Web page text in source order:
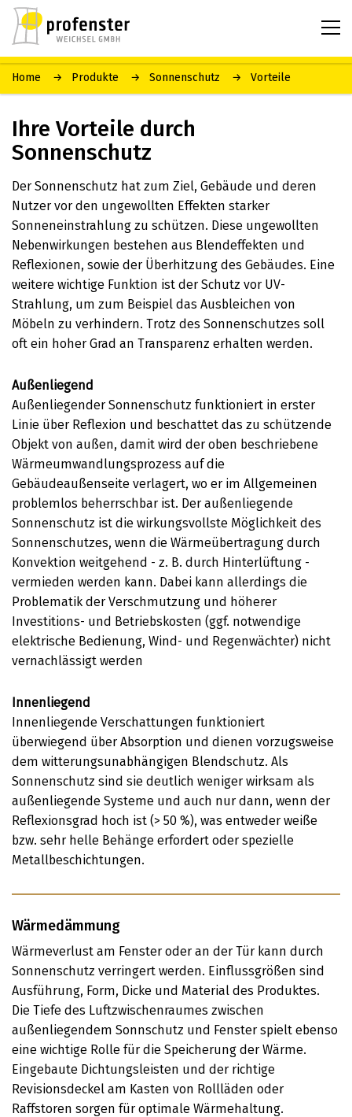
Home Produkte Sonnenschutz Vorteile
Ihre Vorteile durch
Sonnenschutz
Der Sonnenschutz hat zum Ziel, Gebäude und deren
Nutzer vor den ungewollten Effekten starker
Sonneneinstrahlung zu schützen. Diese ungewollten
Nebenwirkungen bestehen aus Blendeffekten und
Reflexionen, sowie der Überhitzung des Gebäudes. Eine
weitere wichtige Funktion ist der Schutz vor UV-
Strahlung, um zum Beispiel das Ausbleichen von
Möbeln zu verhindern. Trotz des Sonnenschutzes soll
oft ein hoher Grad an Transparenz erhalten werden.
Außenliegend
Außenliegender Sonnenschutz funktioniert in erster
Linie über Reflexion und beschattet das zu schützende
Objekt von außen, damit wird der oben beschriebene
Wärmeumwandlungsprozess auf die
Gebäudeaußenseite verlagert, wo er im Allgemeinen
problemlos beherrschbar ist. Der außenliegende
Sonnenschutz ist die wirkungsvollste Möglichkeit des
Sonnenschutzes, wenn die Wärmeübertragung durch
Konvektion weitgehend - z. B. durch Hinterlüftung -
vermieden werden kann. Dabei kann allerdings die
Problematik der Verschmutzung und höherer
Investitions- und Betriebskosten (ggf. notwendige
elektrische Bedienung, Wind- und Regenwächter) nicht
vernachlässigt werden
Innenliegend
Innenliegende Verschattungen funktioniert
überwiegend über Absorption und dienen vorzugsweise
dem witterungsunabhängigen Blendschutz. Als
Sonnenschutz sind sie deutlich weniger wirksam als
außenliegende Systeme und auch nur dann, wenn der
Reflexionsgrad hoch ist (> 50 %), was entweder weiße
bzw. sehr helle Behänge erfordert oder spezielle
Metallbeschichtungen.
Wärmedämmung
Wärmeverlust am Fenster oder an der Tür kann durch
Sonnenschutz verringert werden. Einflussgrößen sind
Ausführung, Form, Dicke und Material des Produktes.
Die Tiefe des Luftzwischenraumes zwischen
außenliegendem Sonnschutz und Fenster spielt ebenso
eine wichtige Rolle für die Speicherung der Wärme.
Eingebaute Dichtungsleisten und der richtige
Revisionsdeckel am Kasten von Rollläden oder
Raffstoren sorgen für optimale Wärmehaltung.